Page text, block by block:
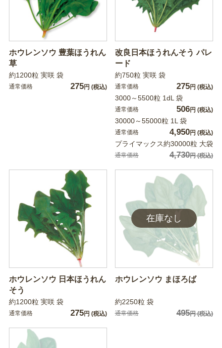
ホウレンソウ 豊葉ほうれん
草
約1200粒 実咲 袋
通常価格 275円 (税込)
改良日本ほうれんそう パレ
ード
約750粒 実咲 袋
通常価格 275円 (税込)
3000～5500粒 1dL 袋
通常価格 506円 (税込)
30000～55000粒 1L 袋
通常価格 4,950円 (税込)
プライマックス約30000粒 大袋
通常価格 4,730円(税込)
ホウレンソウ 日本ほうれん
そう
約1200粒 実咲 袋
通常価格 275円 (税込)
ホウレンソウ まほろば
約2250粒 袋
通常価格 495円(税込)